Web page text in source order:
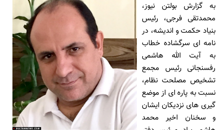
به گزارش بولتن نيوز،
محمدتقى فرجى، رئيس
بنياد حكمت و انديشه، در
نامه اى سرگشاده خطاب
به آيت الله هاشمى
رفسنجانى رئيس مجمع
تشخيص مصلحت نظام،
نسبت به پاره اى از موضع
گيرى هاى نزديكان ايشان
و سخنان اخير محمد